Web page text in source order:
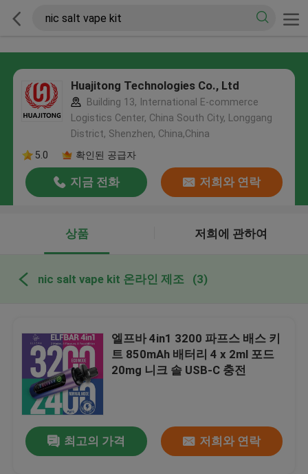
Huajitong Technologies Co., Ltd
Building 13, International E-commerce
Logistics Center, China South City, Longgang
District, Shenzhen, China,China
5.0
확인된 공급자
지금 전화 저희와 연락
상품 저희에 관하여
nic salt vape kit 온라인 제조 (3)
엘프바 4in1 3200 파프스 배스 키
트 850mAh 배터리 4 x 2ml 포드
20mg 니크 솔 USB-C 충전
최고의 가격 저희와 연락